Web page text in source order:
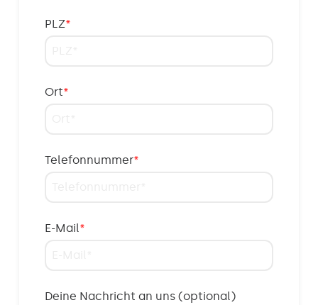
PLZ*
Ort*
Telefonnummer*
E-Mail*
Deine Nachricht an uns (optional)